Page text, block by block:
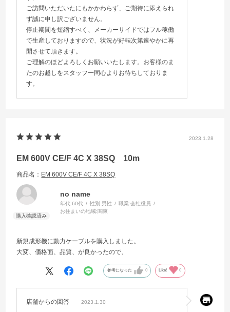
ご訪問いただいたにもかかわらず、ご期待に添えられ
ず誠に申し訳ございません。
停止期間を短縮すべく、メーカーサイドではフル稼働
で生産しておりますので、状況が好転次第速やかに再
開させて頂きます。
ご理解のほどよろしくお願いいたします。お客様のま
たのお越しをスタッフ一同心よりお待ちしておりま
す。
2023.1.28
EM 600V CE/F 4C X 38SQ 10m
商品名： EM 600V CE/F 4C X 38SQ
no name
年代:60代 性別:男性 職業:会社役員
お住まいの地域:関東
新規成形機に動力ケーブルを購入しました。
大変、価格面、品質、が良かったので、
参考になった 0 Like! 0
店舗からの回答 2023.1.30